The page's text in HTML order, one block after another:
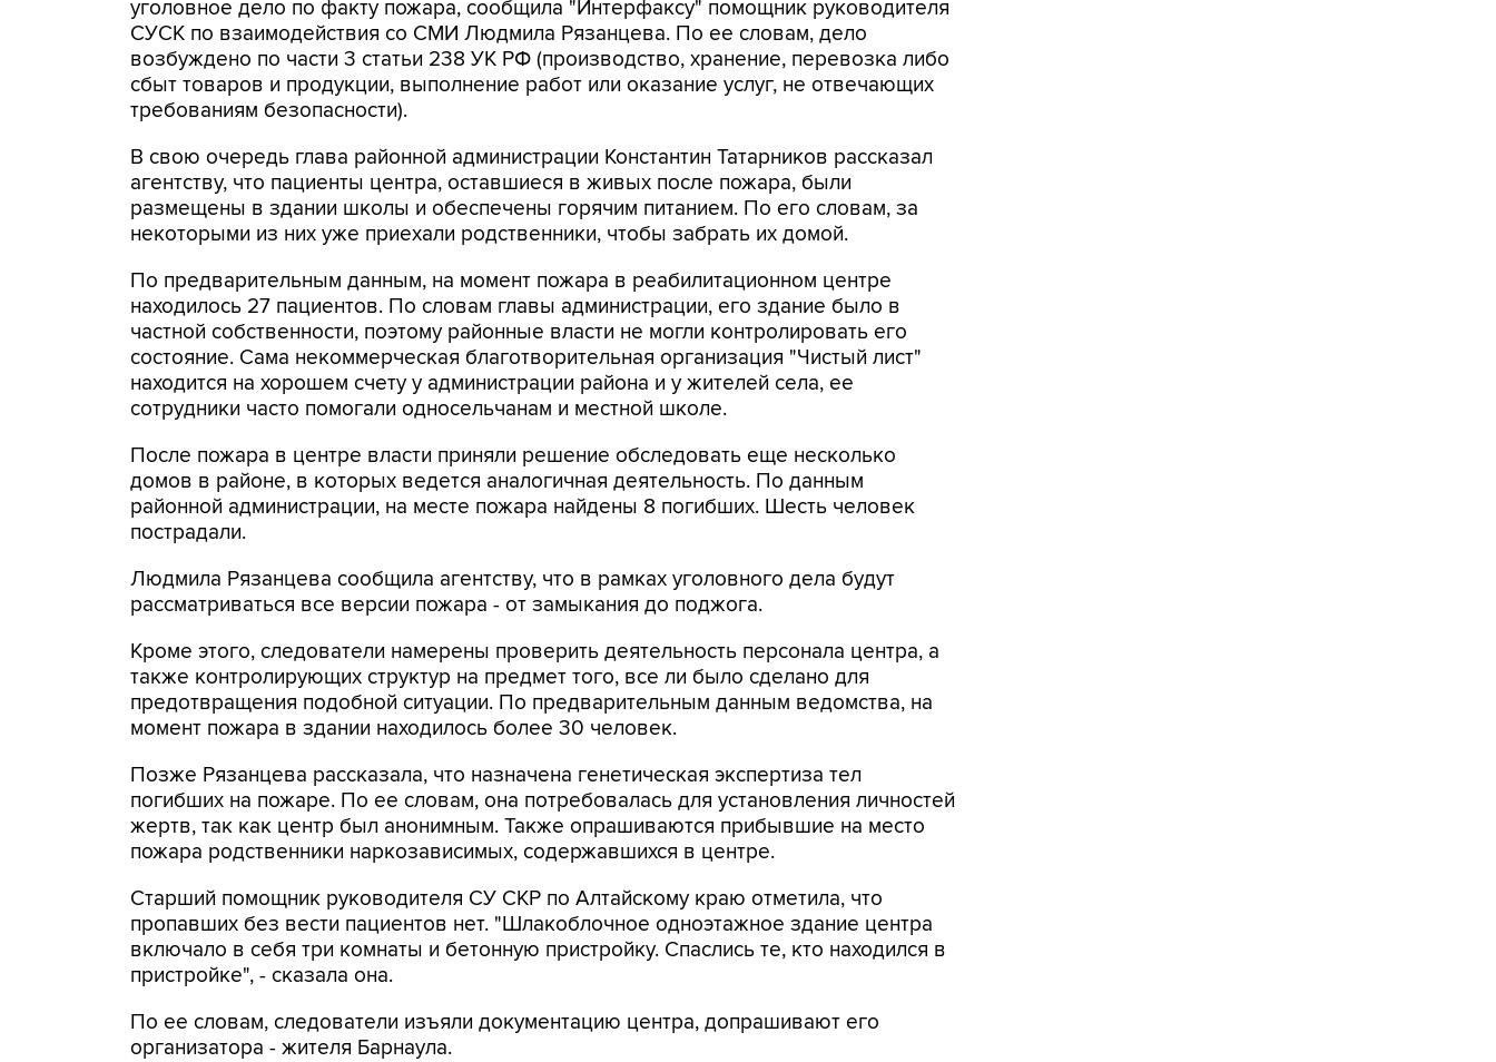
уголовное дело по факту пожара, сообщила "Интерфаксу" помощник руководителя
СУСК по взаимодействия со СМИ Людмила Рязанцева. По ее словам, дело
возбуждено по части 3 статьи 238 УК РФ (производство, хранение, перевозка либо
сбыт товаров и продукции, выполнение работ или оказание услуг, не отвечающих
требованиям безопасности).
В свою очередь глава районной администрации Константин Татарников рассказал
агентству, что пациенты центра, оставшиеся в живых после пожара, были
размещены в здании школы и обеспечены горячим питанием. По его словам, за
некоторыми из них уже приехали родственники, чтобы забрать их домой.
По предварительным данным, на момент пожара в реабилитационном центре
находилось 27 пациентов. По словам главы администрации, его здание было в
частной собственности, поэтому районные власти не могли контролировать его
состояние. Сама некоммерческая благотворительная организация "Чистый лист"
находится на хорошем счету у администрации района и у жителей села, ее
сотрудники часто помогали односельчанам и местной школе.
После пожара в центре власти приняли решение обследовать еще несколько
домов в районе, в которых ведется аналогичная деятельность. По данным
районной администрации, на месте пожара найдены 8 погибших. Шесть человек
пострадали.
Людмила Рязанцева сообщила агентству, что в рамках уголовного дела будут
рассматриваться все версии пожара - от замыкания до поджога.
Кроме этого, следователи намерены проверить деятельность персонала центра, а
также контролирующих структур на предмет того, все ли было сделано для
предотвращения подобной ситуации. По предварительным данным ведомства, на
момент пожара в здании находилось более 30 человек.
Позже Рязанцева рассказала, что назначена генетическая экспертиза тел
погибших на пожаре. По ее словам, она потребовалась для установления личностей
жертв, так как центр был анонимным. Также опрашиваются прибывшие на место
пожара родственники наркозависимых, содержавшихся в центре.
Старший помощник руководителя СУ СКР по Алтайскому краю отметила, что
пропавших без вести пациентов нет. "Шлакоблочное одноэтажное здание центра
включало в себя три комнаты и бетонную пристройку. Спаслись те, кто находился в
пристройке", - сказала она.
По ее словам, следователи изъяли документацию центра, допрашивают его
организатора - жителя Барнаула.